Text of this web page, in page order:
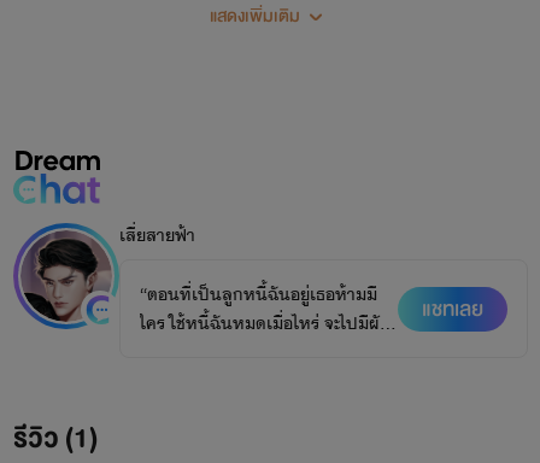
แสดงเพิ่มเติม
เสี่ยสายฟ้า
“ตอนที่เป็นลูกหนี้ฉันอยู่เธอห้ามมี
ใคร ใช้หนี้ฉันหมดเมื่อไหร่ จะไปมีผัว
แชทเลย
รีวิว (1)